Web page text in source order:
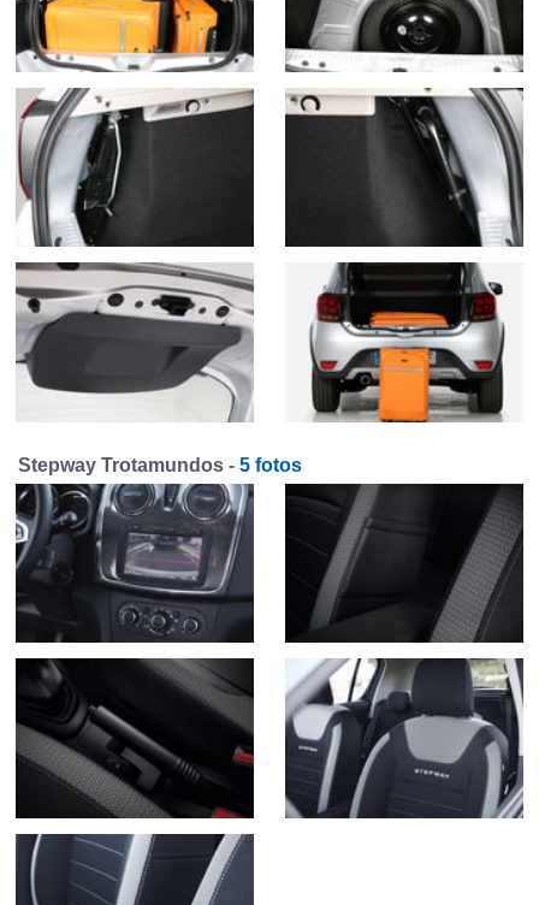
Stepway Trotamundos - 5 fotos